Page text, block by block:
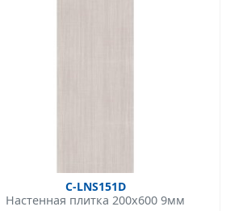
C-LNS151D
Настенная плитка 200x600 9мм